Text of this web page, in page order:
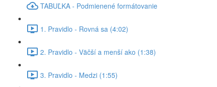
TABUĽKA - Podmienené formátovanie
1. Pravidlo - Rovná sa (4:02)
2. Pravidlo - Väčší a menší ako (1:38)
3. Pravidlo - Medzi (1:55)